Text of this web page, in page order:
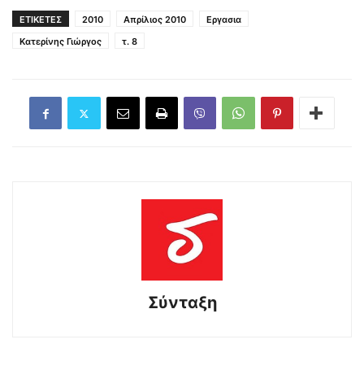
ΕΤΙΚΕΤΕΣ 2010 Απρίλιος 2010
Εργασια
Κατερίνης Γιώργος
τ. 8
Σύνταξη